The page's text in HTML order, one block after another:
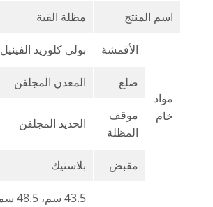
اسم المنتج مظلة القبة
مواد
خام
الأقمشة بولي كلوريد الفينيل
ضلع المعدن المجلفن
موقف
المظلة
الحديد المجلفن
مقبض بلاستيك